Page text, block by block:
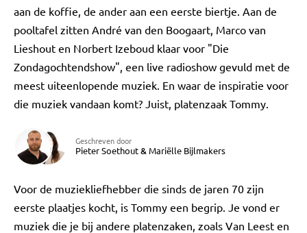
aan de koffie, de ander aan een eerste biertje. Aan de
pooltafel zitten André van den Boogaart, Marco van
Lieshout en Norbert Izeboud klaar voor "Die
Zondagochtendshow", een live radioshow gevuld met de
meest uiteenlopende muziek. En waar de inspiratie voor
die muziek vandaan komt? Juist, platenzaak Tommy.
Geschreven door
Pieter Soethout& Mariëlle Bijlmakers
Voor de muziekliefhebber die sinds de jaren 70 zijn
eerste plaatjes kocht, is Tommy een begrip. Je vond er
muziek die je bij andere platenzaken, zoals Van Leest en